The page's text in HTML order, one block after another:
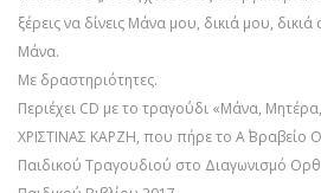
ξέρεις να δίνεις Μάνα μου, δικιά μου,
Μάνα.
Με δραστηριότητες.
Περιέχει CD με το τραγούδι «Μάνα,
ΧΡΙΣΤΙΝΑΣ ΚΑΡΖΗ, που πήρε το Α΄ Βραβείο
Παιδικού Τραγουδιού στο Διαγωνισμό